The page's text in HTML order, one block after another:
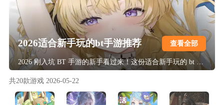
2026适合新手玩的bt手游推荐 查看全部
2026 刚入坑 BT 手游的新手看过来！这份适合新手玩的 bt 手游推荐，整理出新手必玩的 bt 游戏排行榜 top10。很多变态版手游门槛高、套路深，新手容易踩坑氪金，体验感较差。本次精选的游戏操作简单易上手，福利丰厚开局轻松，上线就送元宝、真充、满级 VIP，不用复杂养成，玩法友好不逼氪，覆盖传奇、仙侠、卡牌等热门类型，轻松开启游戏之旅。
共20款游戏 2026-05-22